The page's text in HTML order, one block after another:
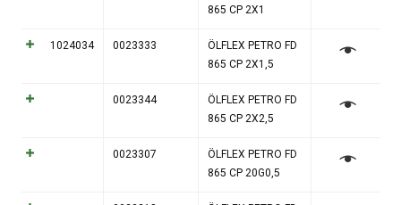
865 CP 2X1
1024034 0023333
ÖLFLEX PETRO FD
865 CP 2X1,5
0023344
ÖLFLEX PETRO FD
865 CP 2X2,5
0023307
ÖLFLEX PETRO FD
865 CP 20G0,5